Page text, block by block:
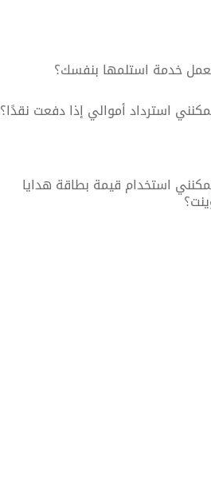
خدمة استلمها بنفسك؟
استرداد أموالي إذا دفعت نقدًا؟
استخدام قيمة بطاقة هدايا